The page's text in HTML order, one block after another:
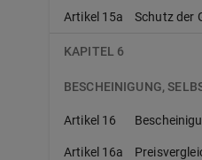
Artikel 15a Schutz der
KAPITEL 6
BESCHEINIGUNG,
Artikel 16
Artikel 16a